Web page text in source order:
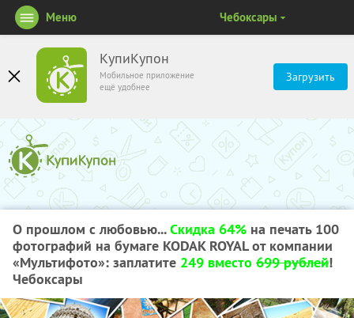
КупиКупон
Мобильное приложение
ещё удобнее
Загрузить
Меню Чебоксары
О прошлом с любовью...Скидка 64% на печать 100
фотографий на бумаге KODAK ROYAL от компании
«Мультифото»: заплатите 249 вместо 699 рублей!
Чебоксары